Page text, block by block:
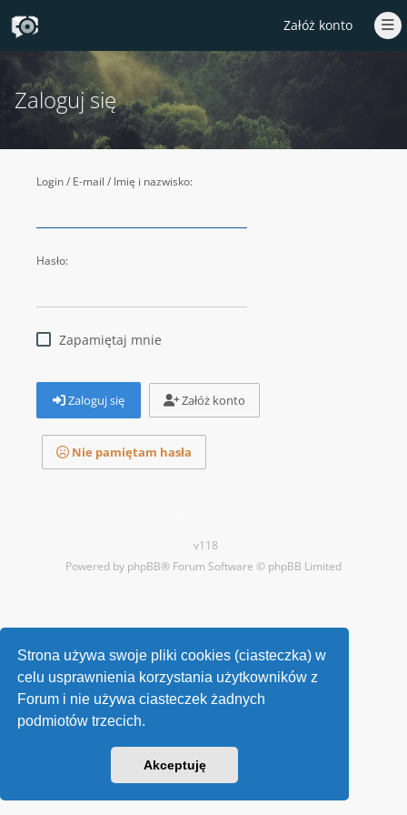
Strona używa swoje pliki cookies (ciasteczka) w
celu usprawnienia korzystania użytkowników z
Forum i nie używa ciasteczek żadnych
podmiotów trzecich.
Akceptuję
Załóż konto
Zaloguj się
Login / E-mail / Imię i nazwisko:
Hasło:
Zapamiętaj mnie
Zaloguj się Załóż konto
Nie pamiętam hasła
v118
Powered by phpBB® Forum Software © phpBB Limited